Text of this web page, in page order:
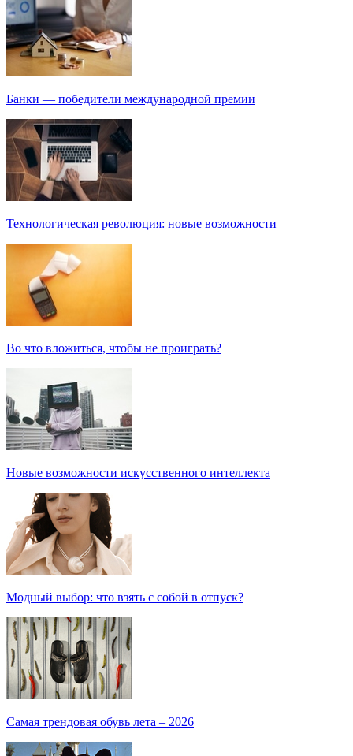
Банки — победители международной премии
Технологическая революция: новые возможности
Во что вложиться, чтобы не проиграть?
Новые возможности искусственного интеллекта
Модный выбор: что взять с собой в отпуск?
Самая трендовая обувь лета – 2026